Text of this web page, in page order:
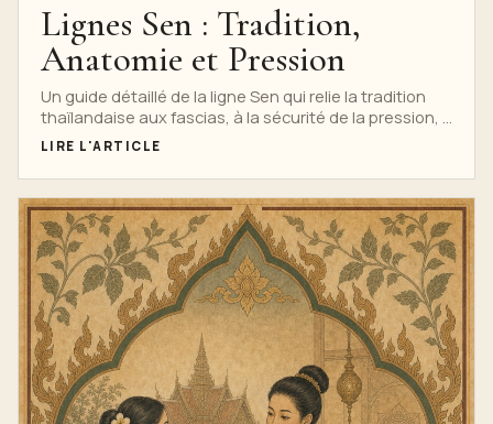
Lignes Sen : Tradition,
Anatomie et Pression
Un guide détaillé de la ligne Sen qui relie la tradition
thaïlandaise aux fascias, à la sécurité de la pression, à
l'anatomie, à la respiration et à des explications
responsables pour les étudiants.
LIRE L'ARTICLE